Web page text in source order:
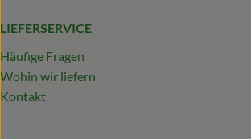
LIEFERSERVICE
Häufige Fragen
Wohin wir liefern
Kontakt